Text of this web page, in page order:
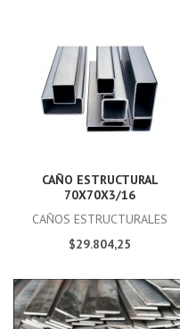
CAÑO ESTRUCTURAL
70X70X3/16
CAÑOS ESTRUCTURALES
$29.804,25